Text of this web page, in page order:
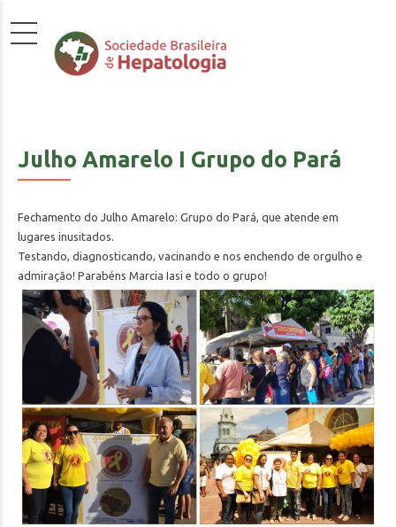
Julho Amarelo I Grupo do Pará
Fechamento do Julho Amarelo: Grupo do Pará, que atende em
lugares inusitados.
Testando, diagnosticando, vacinando e nos enchendo de orgulho e
admiração! Parabéns Marcia Iasi e todo o grupo!